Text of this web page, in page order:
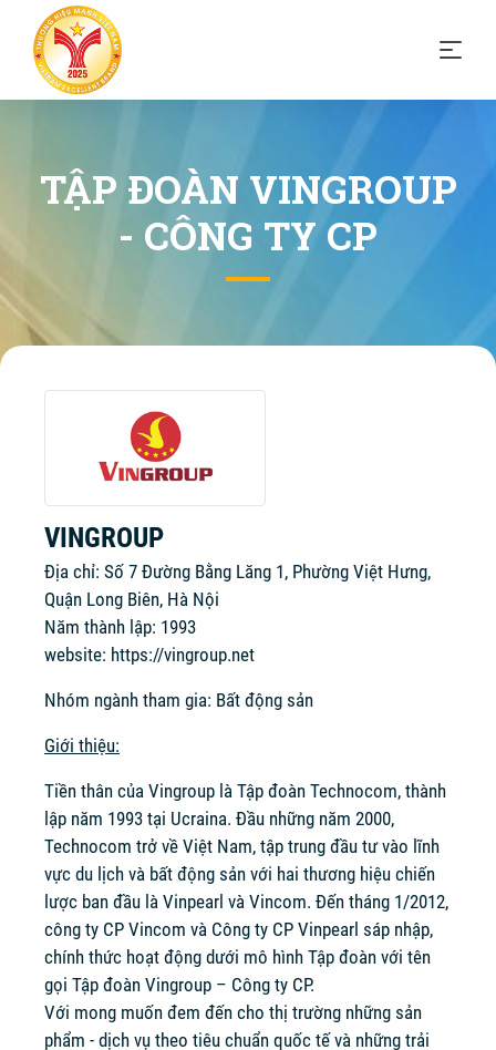
TẬP ĐOÀN VINGROUP
- CÔNG TY CP
VINGROUP
Địa chỉ: Số 7 Đường Bằng Lăng 1, Phường Việt Hưng,
Quận Long Biên, Hà Nội
Năm thành lập: 1993
website: https://vingroup.net
Nhóm ngành tham gia: Bất động sản
Giới thiệu:
Tiền thân của Vingroup là Tập đoàn Technocom, thành
lập năm 1993 tại Ucraina. Đầu những năm 2000,
Technocom trở về Việt Nam, tập trung đầu tư vào lĩnh
vực du lịch và bất động sản với hai thương hiệu chiến
lược ban đầu là Vinpearl và Vincom. Đến tháng 1/2012,
công ty CP Vincom và Công ty CP Vinpearl sáp nhập,
chính thức hoạt động dưới mô hình Tập đoàn với tên
gọi Tập đoàn Vingroup – Công ty CP.
Với mong muốn đem đến cho thị trường những sản
phẩm - dịch vụ theo tiêu chuẩn quốc tế và những trải